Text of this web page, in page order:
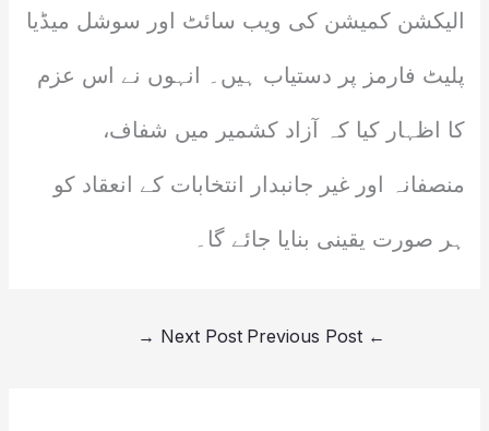
الیکشن کمیشن کی ویب سائٹ اور سوشل میڈیا
پلیٹ فارمز پر دستیاب ہیں۔ انہوں نے اس عزم
کا اظہار کیا کہ آزاد کشمیر میں شفاف،
منصفانہ اور غیر جانبدار انتخابات کے انعقاد کو
ہر صورت یقینی بنایا جائے گا۔
←
Next Post
→